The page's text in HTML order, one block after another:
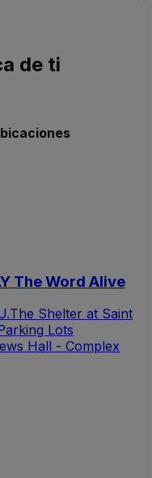
de ti
The Word Alive
The Shelter at Saint
Lots
Hall - Complex